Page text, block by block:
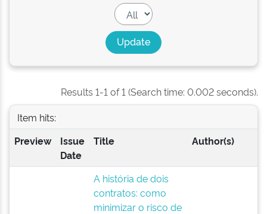
Results 1-1 of 1 (Search time: 0.002 seconds).
Item hits:
Preview
Issue
Date
Title Author(s)
A história de dois
contratos: como
minimizar o risco de